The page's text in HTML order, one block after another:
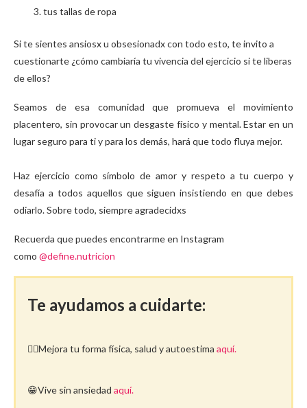
tus tallas de ropa
Si te sientes ansiosx u obsesionadx con todo esto, te invito a
cuestionarte ¿cómo cambiaría tu vivencia del ejercicio si te liberas
de ellos?
Seamos de esa comunidad que promueva el movimiento
placentero, sin provocar un desgaste físico y mental. Estar en un
lugar seguro para ti y para los demás, hará que todo fluya mejor.
Haz ejercicio como símbolo de amor y respeto a tu cuerpo y
desafía a todos aquellos que siguen insistiendo en que debes
odiarlo. Sobre todo, siempre agradecidxs
Recuerda que puedes encontrarme en Instagram
como @define.nutricion
Te ayudamos a cuidarte:
🤸‍♀️Mejora tu forma física, salud y autoestima aquí.
😁Vive sin ansiedad aquí.